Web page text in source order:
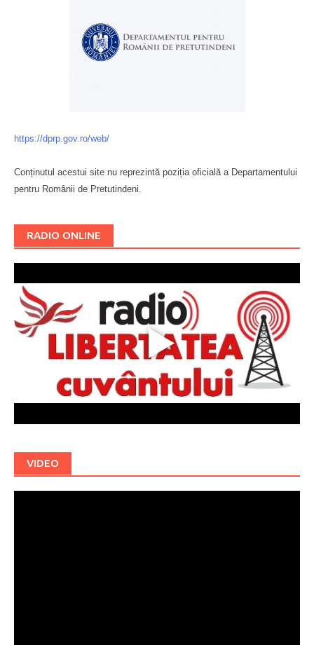
https://dprp.gov.ro/web/
Conținutul acestui site nu reprezintă poziția oficială a Departamentului
pentru Românii de Pretutindeni.
RADIO ONLINE
VIDEO